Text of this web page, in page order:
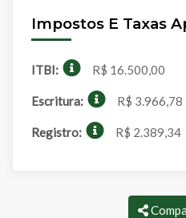
Impostos E Taxas
ITBI: R$ 16.500,00
Escritura: R$ 3.966,78
Registro: R$ 2.389,34